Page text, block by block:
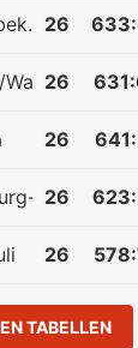
26 633:
Wanderup
26 631:
26 641:
Nord
26 623:
26 578:
TABELLEN